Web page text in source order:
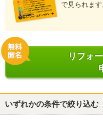
で見られます
リフォ
いずれかの条件で絞り込む